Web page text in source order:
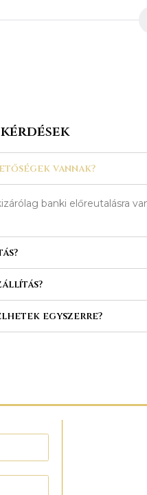
vannak?
banki előreutalásra
egyszerre?